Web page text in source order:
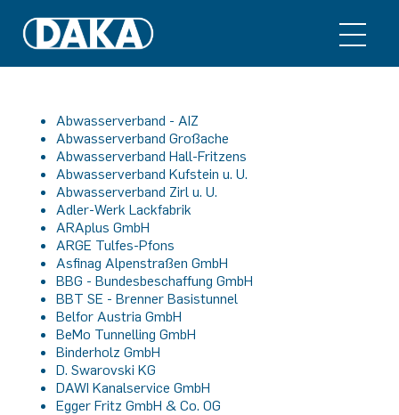
Abwasserverband - AIZ
Abwasserverband Großache
Abwasserverband Hall-Fritzens
Abwasserverband Kufstein u. U.
Abwasserverband Zirl u. U.
Adler-Werk Lackfabrik
ARAplus GmbH
ARGE Tulfes-Pfons
Asfinag Alpenstraßen GmbH
BBG - Bundesbeschaffung GmbH
BBT SE - Brenner Basistunnel
Belfor Austria GmbH
BeMo Tunnelling GmbH
Binderholz GmbH
D. Swarovski KG
DAWI Kanalservice GmbH
Egger Fritz GmbH & Co. OG